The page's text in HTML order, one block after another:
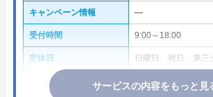
キャンペーン情報 ―
受付時間 9:00～18:00
定休日 日曜日、祝日、第三
サービスの内容をもっと見